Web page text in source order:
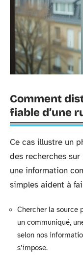
Comment
fiable d’une
Ce cas illustre un
des recherches
une information
simples aident à
Chercher la source
un communiqué,
selon nos
s’impose.